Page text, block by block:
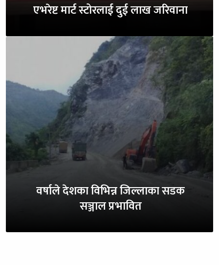
एभरेष्ट मार्ट स्टोरलाई दुई लाख जरिवाना
वर्षाले देशका विभिन्न जिल्लाका सडक
सञ्जाल प्रभावित